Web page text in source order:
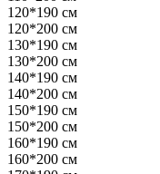
120*190 см
120*200 см
130*190 см
130*200 см
140*190 см
140*200 см
150*190 см
150*200 см
160*190 см
160*200 см